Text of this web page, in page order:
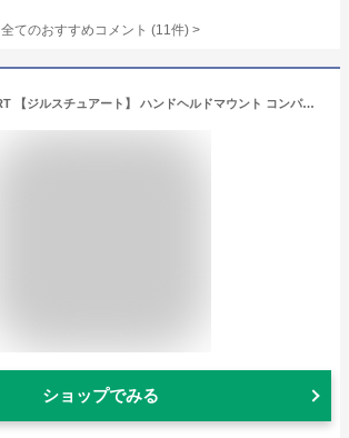
全てのおすすめコメント (11件) >
JILL STUART 【ジルスチュアート】 ハンドヘルドマウント コンパクトミラーII
ショップでみる